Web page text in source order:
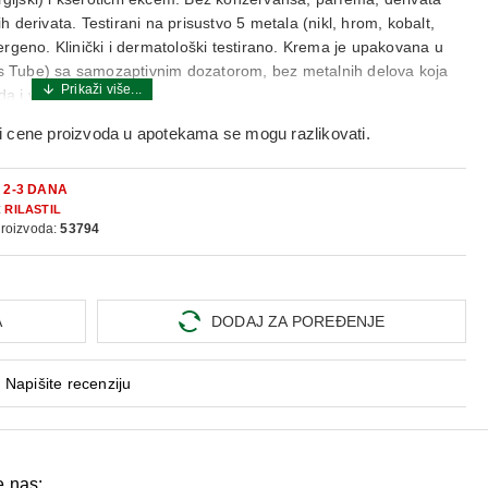
derivata. Testirani na prisustvo 5 metala (nikl, hrom, kobalt,
Klinički i dermatološki testirano. Krema je upakovana u
Tube) sa samozaptivnim dozatorom, bez metalnih delova koja
i visoku preciznost.
i uveče ili po potrebi. Nakon upotrebe očistiti temeljno
• cetearyl alcohol • cyclopentasiloxane • squalane •
vazelina i bez lanolina i njegovih derivata.
proizvoda u apotekama se mogu razlikovati.
Napišite recenziju
2-3 DANA
RILASTIL
53794
DODAJ ZA POREĐENJE